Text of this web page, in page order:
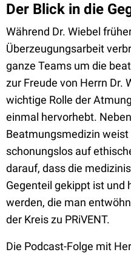
Der Blick in die
Während Dr. Wiebel
Überzeugungsarbeit
ganze Teams um die
zur Freude von Herrn Dr.
wichtige Rolle der
einmal hervorhebt.
Beatmungsmedizin
schonungslos auf
darauf, dass die
Gegenteil gekippt ist
werden, die man
der Kreis zu PRiVENT.
Die Podcast-Folge mit